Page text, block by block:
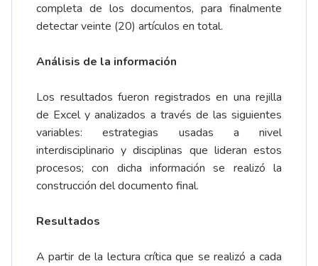
completa de los documentos, para finalmente
detectar veinte (20) artículos en total.
Análisis de la información
Los resultados fueron registrados en una rejilla
de Excel y analizados a través de las siguientes
variables: estrategias usadas a nivel
interdisciplinario y disciplinas que lideran estos
procesos; con dicha información se realizó la
construcción del documento final.
Resultados
A partir de la lectura crítica que se realizó a cada